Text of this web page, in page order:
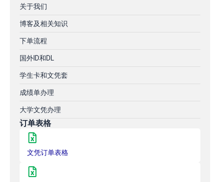
关于我们
博客及相关知识
下单流程
国外ID和DL
学生卡和文凭套
成绩单办理
大学文凭办理
订单表格
文凭订单表格